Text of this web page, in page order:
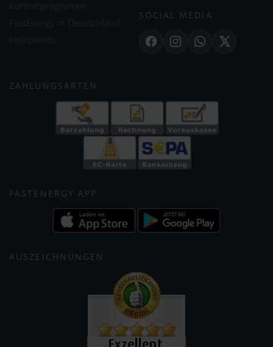
SOCIAL MEDIA
FacebookInstagramWhatsApp
X
ZAHLUNGSARTEN
FASTENERGY APP
AUSZEICHNUNGEN